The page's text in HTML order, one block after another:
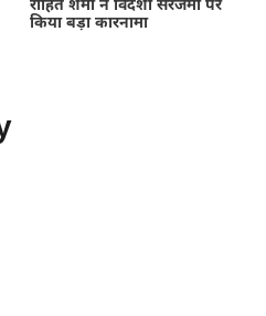
रोहित शर्मा ने विदेशी सरजमीं पर
किया बड़ा कारनामा